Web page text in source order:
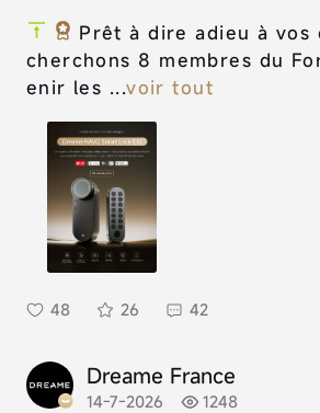
Prêt à dire adieu à vos
cherchons 8 membres du
enir les ...voir tout
48 26 42
Dreame France
14-7-2026 1248